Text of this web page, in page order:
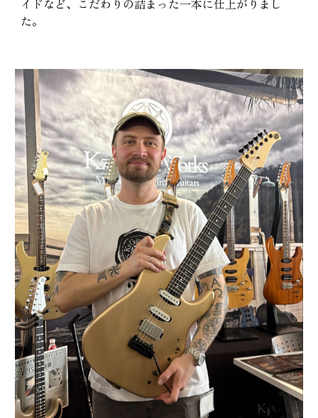
イドなど、こだわりの詰まった一本に仕上がりまし
た。